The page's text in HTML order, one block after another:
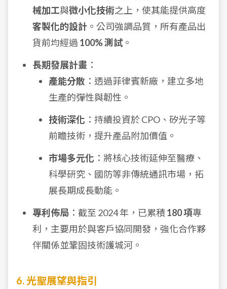
械加工與微小化技術之上，使其能提供高度
客製化的設計 。公司強調品質，所有產品出
貨前均經過 100% 測試。
長期發展計畫 ：
產能分散 ：透過菲律賓新廠，建立多地
生產的彈性與韌性。
技術深化 ：持續投資於 CPO、矽光子等
前瞻技術，提升產品附加價值。
市場多元化 ：將核心技術延伸至醫療、
科學研究、國防等非傳統通訊市場，拓
展長期成長動能。
專利佈局 ：截至 2024 年，已累積180 項專
利，主要用於與客戶協同開發，強化合作夥
伴關係並鞏固技術護城河。
6. 光聖展望與指引